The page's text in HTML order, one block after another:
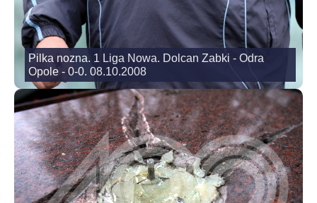
Pilka nozna. 1 Liga Nowa. Dolcan Zabki - Odra
Opole - 0-0. 08.10.2008